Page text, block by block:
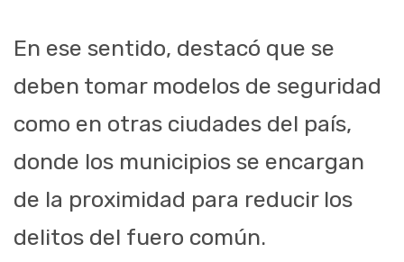
En ese sentido, destacó que se
deben tomar modelos de seguridad
como en otras ciudades del país,
donde los municipios se encargan
de la proximidad para reducir los
delitos del fuero común.